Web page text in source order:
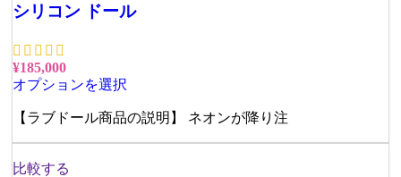
シリコン ドール
¥185,000
オプションを選択
【ラブドール商品の説明】 ネオンが降り注
比較する